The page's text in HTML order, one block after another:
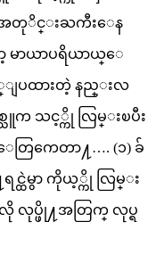
အတုိင္းႀကီးေန
မာယာပရိယာယ္ေ
ျပထားတဲ့ နည္းလ
က သင့္ကို လြမ္းၿပီး
တြကေတာ႔…. (၁) ခ်
ရင္ထဲမွာ ကိုယ့္ကို လြမ္း
လုပ္ဖို႔အတြက္ လုပ္ရ